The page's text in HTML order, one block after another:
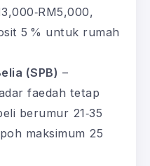
5 % untuk rumah
(SPB) –
faedah tetap
berumur 21‑35
maksimum 25